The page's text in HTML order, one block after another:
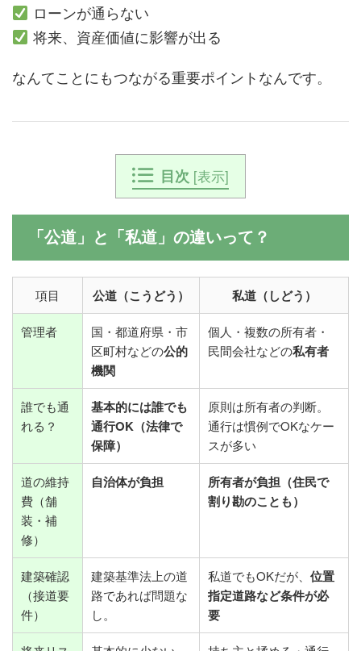
ローンが通らない
将来、資産価値に影響が出る
なんてことにもつながる重要ポイントなんです。
目次 [表示]
「公道」と「私道」の違いって？
項目 公道（こうどう） 私道（しどう）
管理者
国・都道府県・市
区町村などの公的
機関
個人・複数の所有者・
民間会社などの私有者
誰でも通
れる？
基本的には誰でも
通行OK（法律で
保障）
原則は所有者の判断。
通行は慣例でOKなケー
スが多い
道の維持
費（舗
装・補
修）
自治体が負担
所有者が負担（住民で
割り勘のことも）
建築確認
（接道要
件）
建築基準法上の道
路であれば問題な
し。
私道でもOKだが、 位置
指定道路など条件が必
要